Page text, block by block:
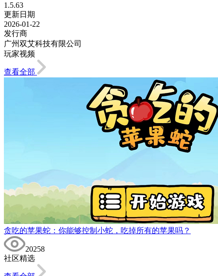
1.5.63
更新日期
2026-01-22
发行商
广州双艾科技有限公司
玩家视频
查看全部
贪吃的苹果蛇：你能够控制小蛇，吃掉所有的苹果吗？
20258
社区精选